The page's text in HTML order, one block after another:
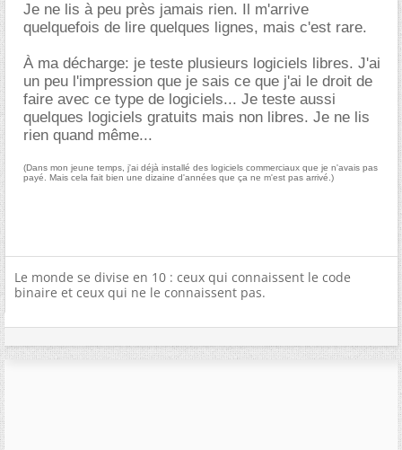
Je ne lis à peu près jamais rien. Il m'arrive
quelquefois de lire quelques lignes, mais c'est rare.
À ma décharge: je teste plusieurs logiciels libres. J'ai
un peu l'impression que je sais ce que j'ai le droit de
faire avec ce type de logiciels... Je teste aussi
quelques logiciels gratuits mais non libres. Je ne lis
rien quand même...
(Dans mon jeune temps, j'ai déjà installé des logiciels commerciaux que je n'avais pas
payé. Mais cela fait bien une dizaine d'années que ça ne m'est pas arrivé.)
Le monde se divise en 10 : ceux qui connaissent le code
binaire et ceux qui ne le connaissent pas.